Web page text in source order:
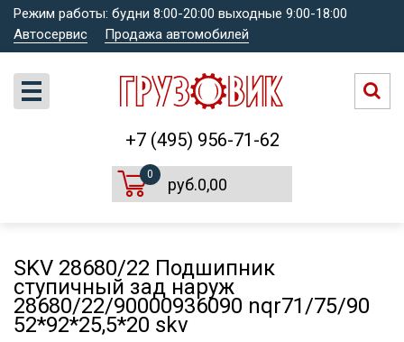
Режим работы: будни 8:00-20:00 выходные 9:00-18:00
Автосервис
Продажа автомобилей
+7 (495) 956-71-62
0
руб.0,00
SKV 28680/22 Подшипник
ступичный зад наруж
28680/22/90000936090 nqr71/75/90
52*92*25,5*20 skv